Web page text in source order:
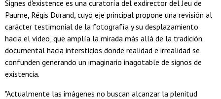
Signes d'existence es una curatoría del exdirector del Jeu de
Paume, Régis Durand, cuyo eje principal propone una revisión al
carácter testimonial de la fotografía y su desplazamiento
hacia el video, que amplía la mirada más allá de la tradición
documental hacia intersticios donde realidad e irrealidad se
confunden generando un imaginario inagotable de signos de
existencia.
"Actualmente las imágenes no buscan alcanzar la plenitud